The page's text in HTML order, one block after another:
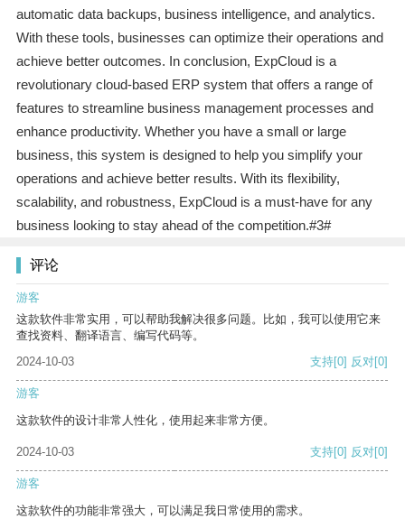
automatic data backups, business intelligence, and analytics.
With these tools, businesses can optimize their operations and
achieve better outcomes. In conclusion, ExpCloud is a
revolutionary cloud-based ERP system that offers a range of
features to streamline business management processes and
enhance productivity. Whether you have a small or large
business, this system is designed to help you simplify your
operations and achieve better results. With its flexibility,
scalability, and robustness, ExpCloud is a must-have for any
business looking to stay ahead of the competition.#3#
评论
游客
这款软件非常实用，可以帮助我解决很多问题。比如，我可以使用它来
查找资料、翻译语言、编写代码等。
2024-10-03
支持[0] 反对[0]
游客
这款软件的设计非常人性化，使用起来非常方便。
2024-10-03 支持[0] 反对[0]
游客
这款软件的功能非常强大，可以满足我日常使用的需求。